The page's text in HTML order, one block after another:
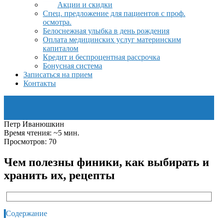
Акции и скидки
Спец. предложение для пациентов с проф.
осмотра.
Белоснежная улыбка в день рождения
Оплата медицинских услуг материнским
капиталом
Кредит и беспроцентная рассрочка
Бонусная система
Записаться на прием
Контакты
Петр Иванюшкин
Время чтения: ~5 мин.
Просмотров: 70
Чем полезны финики, как выбирать и
хранить их, рецепты
Содержание